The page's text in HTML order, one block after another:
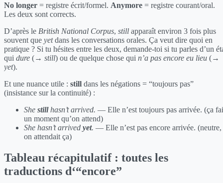
No longer = registre écrit/formel. Anymore = registre courant/oral.
Les deux sont corrects.
D’après le British National Corpus, still apparaît environ 3 fois plus
souvent que yetdans les conversations orales. Ça veut dire quoi en
pratique ? Si tu hésites entre les deux, demande-toi si tu parles d’un
qui dure (→ still) ou de quelque chose qui n’a pas encore eu lieu (→
yet).
Et une nuance utile : still dans les négations = “toujours pas”
(insistance sur la continuité) :
She stillhasn’t arrived. — Elle n’est toujours pas arrivée. (ça
un moment qu’on attend)
She hasn’t arrived yet. — Elle n’est pas encore arrivée. (neutre,
on attendait ça)
Tableau récapitulatif : toutes les
traductions d‘“encore”